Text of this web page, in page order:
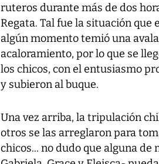
ruteros durante más de dos
Regata. Tal fue la situación que
algún momento temió una
acaloramiento, por lo que se
los chicos, con el entusiasmo
y subieron al buque.
Una vez arriba, la tripulación
otros se las arreglaron para
chicos... no dudo que alguna